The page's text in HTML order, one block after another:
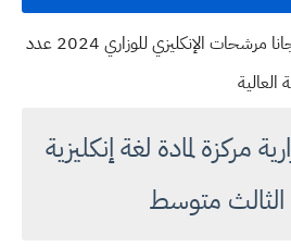
المرشحات للثالث المتوسط مجانا مرشحات الإنكليزي للوزاري 2024 عدد
مركزة لمادة لغة إنكليزية
متوسط